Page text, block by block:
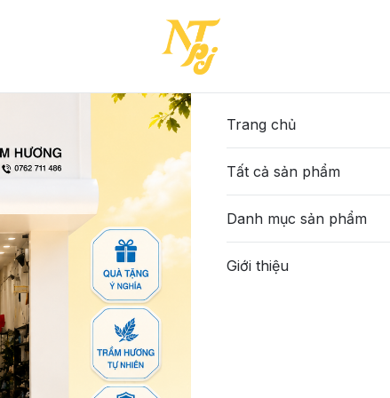
595.000đ
Màu sắc
Kem
Size:
35
36 37
Số lượng
Trang chủ
Tất cả sản phẩm
Danh mục sản phẩm
Giới thiệu